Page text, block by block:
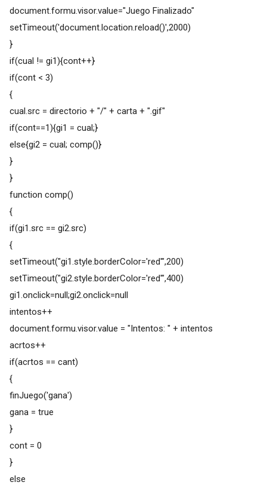
document.formu.visor.value="Juego Finalizado"
setTimeout('document.location.reload()',2000)
}
if(cual != gi1){cont++}
if(cont < 3)
{
cual.src = directorio + "/" + carta + ".gif"
if(cont==1){gi1 = cual;}
else{gi2 = cual; comp()}
}
}
function comp()
{
if(gi1.src == gi2.src)
{
setTimeout("gi1.style.borderColor='red'",200)
setTimeout("gi2.style.borderColor='red'",400)
gi1.onclick=null;gi2.onclick=null
intentos++
document.formu.visor.value = "Intentos: " + intentos
acrtos++
if(acrtos == cant)
{
finJuego('gana')
gana = true
}
cont = 0
}
else